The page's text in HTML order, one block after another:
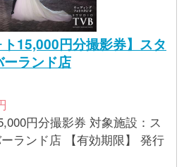
ト15,000円分撮影券】スタ
ランド店
円分撮影券 対象施設：ス
有効期限】 発行